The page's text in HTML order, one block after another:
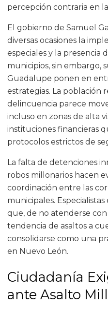
percepción contraria en
El gobierno de Samuel
diversas ocasiones la
especiales y la presencia
municipios, sin embargo,
Guadalupe ponen en
estrategias. La población
delincuencia parece
incluso en zonas de alta
instituciones financieras
protocolos estrictos de
La falta de detenciones
robos millonarios hacen
coordinación entre las
municipales.
que, de no atenderse
tendencia de asaltos a
consolidarse como una
en Nuevo León.
Ciudadanía
ante Asalto